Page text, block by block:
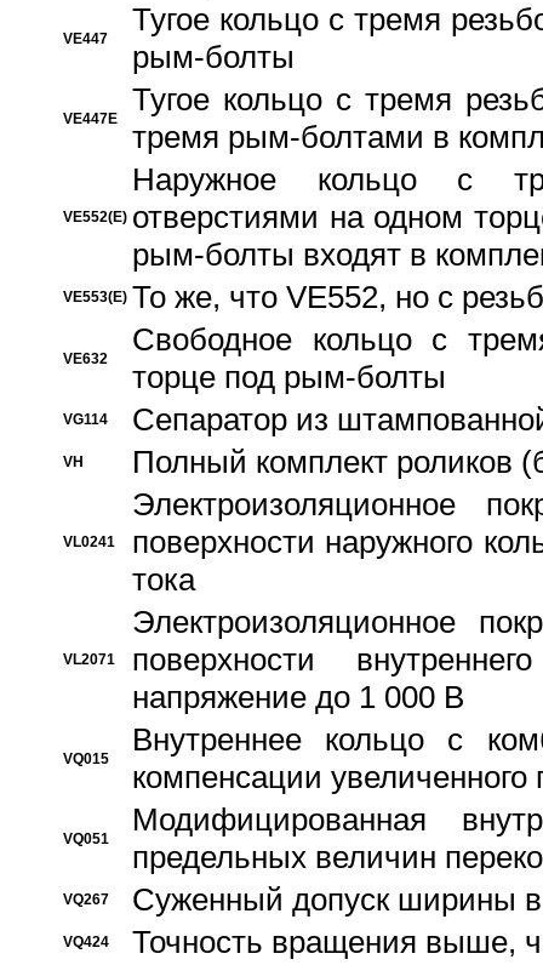
VE447
Тугое кольцо с тремя
рым-болты
VE447E
Тугое кольцо с тремя
тремя рым-болтами в
VE552(E)
Наружное кольцо с
отверстиями на одном
рым-болты входят в
VE553(E) То же, что VE552, но с
VE632
Свободное кольцо с
торце под рым-болты
VG114 Сепаратор из
VH Полный комплект роликов
VL0241
Электроизоляционное
поверхности наружного
тока
VL2071
Электроизоляционное
поверхности
напряжение до 1 000 В
VQ015
Bнутреннее кольцо с
компенсации увеличенного
VQ051
Модифицированная
предельных величин
VQ267 Суженный допуск ширины
VQ424 Точность вращения выше,